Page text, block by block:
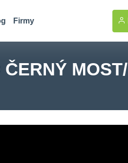
Firmy
MOST/